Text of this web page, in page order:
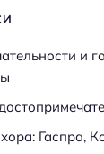
и
Гаспра,